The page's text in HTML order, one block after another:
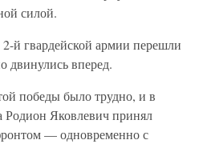
силой.
й гвардейской армии перешли
двинулись вперед.
победы было трудно, и в
Родион Яковлевич принял
— одновременно с